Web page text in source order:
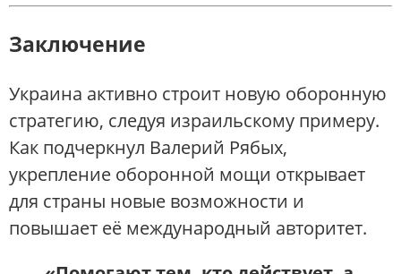
Заключение
Украина активно строит новую оборонную
стратегию, следуя израильскому примеру.
Как подчеркнул Валерий Рябых,
укрепление оборонной мощи открывает
для страны новые возможности и
повышает её международный авторитет.